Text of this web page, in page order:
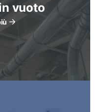
vuoto